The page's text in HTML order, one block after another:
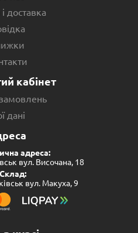
доставка
кабінет
замовлень
дані
адреса:
вул. Височана, 18
Склад:
вул. Макуха, 9